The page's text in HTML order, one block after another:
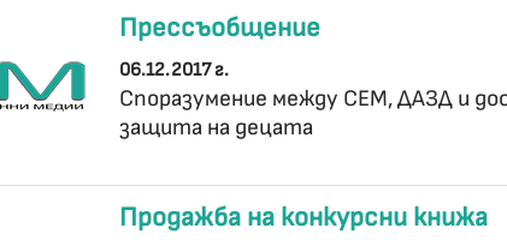
Прессъобщение
06.12.2017 г.
Споразумение между СЕМ, ДАЗД и
защита на децата
Продажба на конкурсни книжа